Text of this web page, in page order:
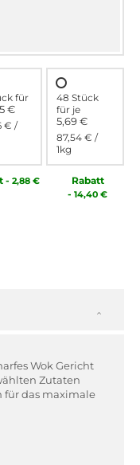
für
€
€ /
-2,88 €
48 Stück
für je
5,69 €
87,54 € /
1kg
Rabatt
-14,40 €
Wok Gericht
Zutaten
für das maximale